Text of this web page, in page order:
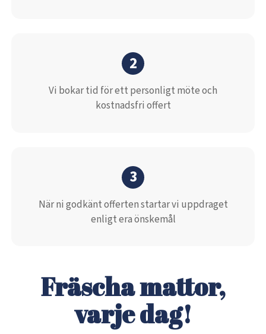
2
Vi bokar tid för ett personligt möte och
kostnadsfri offert
3
När ni godkänt offerten startar vi uppdraget
enligt era önskemål
Fräscha mattor,
varje dag!